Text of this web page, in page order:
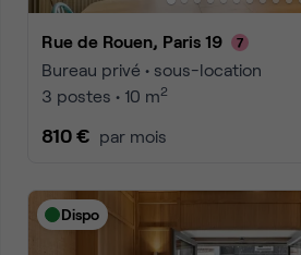
Rue de Rouen, Paris 19
Bureau privé • sous-location
3 postes • 10 m2
810 € par mois
Dispo